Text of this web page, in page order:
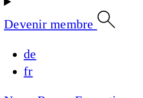
Devenir membre
de
fr